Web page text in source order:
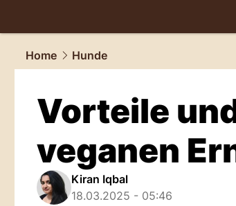
Home
Hunde
Vorteile
veganen
Kiran Iqbal
18.03.2025 - 05:46